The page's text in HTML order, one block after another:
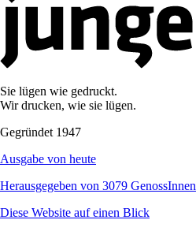
Sie lügen wie gedruckt.
Wir drucken, wie sie lügen.
Gegründet 1947
Ausgabe von heute
Herausgegeben von 3079 GenossInnen
Diese Website auf einen Blick